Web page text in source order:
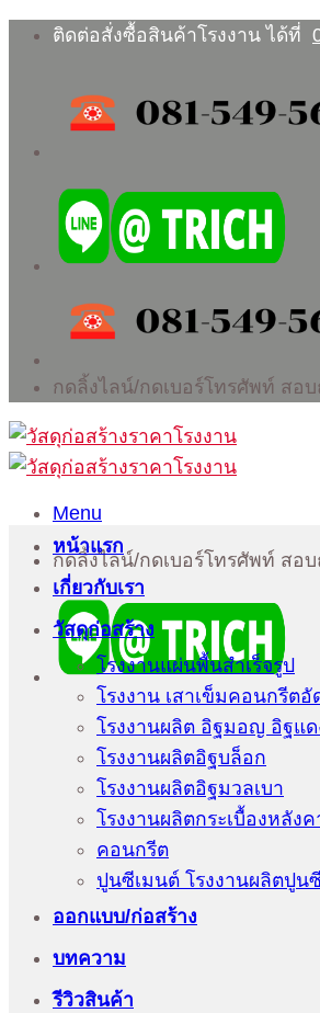
Skip
ติดต่อสั่งซื้อสินค้าโรงงาน ได้ที่
กดลิ้งไลน์/กดเบอร์โทรศัพท์ สอบ
Menu
กดลิ้งไลน์/กดเบอร์โทรศัพท์ สอบ
หน้าแรก
เกี่ยวกับเรา
วัสดุก่อสร้าง
โรงงานแผ่นพื้นสำเร็จรูป
โรงงาน เสาเข็มคอนกรีตอั
โรงงานผลิต อิฐมอญ อิฐแด
โรงงานผลิตอิฐบล็อก
โรงงานผลิตอิฐมวลเบา
โรงงานผลิตกระเบื้องหลังค
คอนกรีต
ปูนซีเมนต์ โรงงานผลิตปูน
ออกแบบ/ก่อสร้าง
บทความ
รีวิวสินค้า